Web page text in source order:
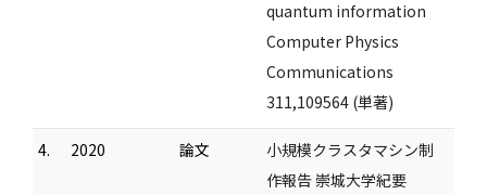
quantum information
Computer Physics
Communications
311,109564 (単著)
4. 2020 論文
小規模クラスタマシン制
作報告 崇城大学紀要